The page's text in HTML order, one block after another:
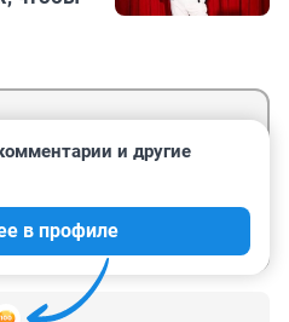
и другие
в профиле